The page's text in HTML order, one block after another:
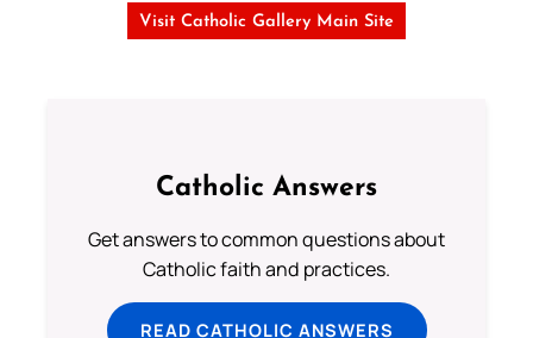
Visit Catholic Gallery Main Site
Catholic Answers
Get answers to common questions about
Catholic faith and practices.
READ CATHOLIC ANSWERS